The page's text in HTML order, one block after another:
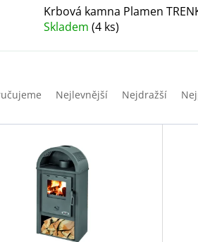
Krbová kamna Plamen
Skladem (4 ks)
Nejlevnější Nejdražší